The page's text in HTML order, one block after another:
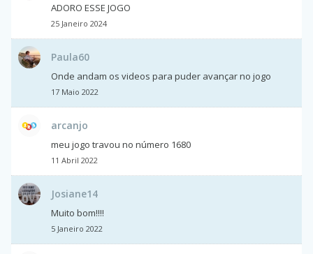
ADORO ESSE JOGO
25 Janeiro 2024
Paula60
Onde andam os videos para puder avançar no jogo
17 Maio 2022
arcanjo
meu jogo travou no número 1680
11 Abril 2022
Josiane14
Muito bom!!!!
5 Janeiro 2022